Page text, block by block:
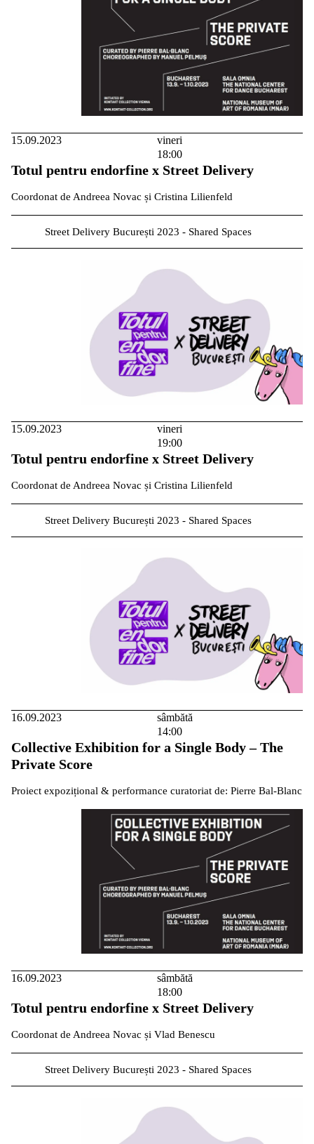
15.09.2023
vineri
18:00
Totul pentru endorfine x Street Delivery
Coordonat de Andreea Novac și Cristina Lilienfeld
Street Delivery București 2023 - Shared Spaces
15.09.2023
vineri
19:00
Totul pentru endorfine x Street Delivery
Coordonat de Andreea Novac și Cristina Lilienfeld
Street Delivery București 2023 - Shared Spaces
16.09.2023
sâmbătă
14:00
Collective Exhibition for a Single Body – The
Private Score
Proiect expozițional & performance curatoriat de: Pierre Bal-Blanc
16.09.2023
sâmbătă
18:00
Totul pentru endorfine x Street Delivery
Coordonat de Andreea Novac și Vlad Benescu
Street Delivery București 2023 - Shared Spaces